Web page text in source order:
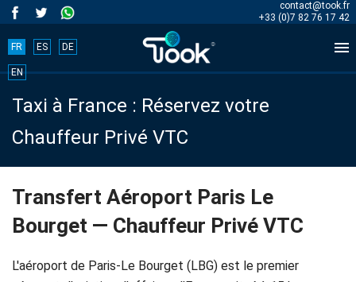
contact@took.fr
+33 (0)7 82 76 17 42

FR ES DE
EN
Taxi à France : Réservez votre
Chauffeur Privé VTC
Book
your
trip
now!
BOOK
Transfert Aéroport Paris Le
Bourget — Chauffeur Privé VTC
L'aéroport de Paris-Le Bourget (LBG) est le premier